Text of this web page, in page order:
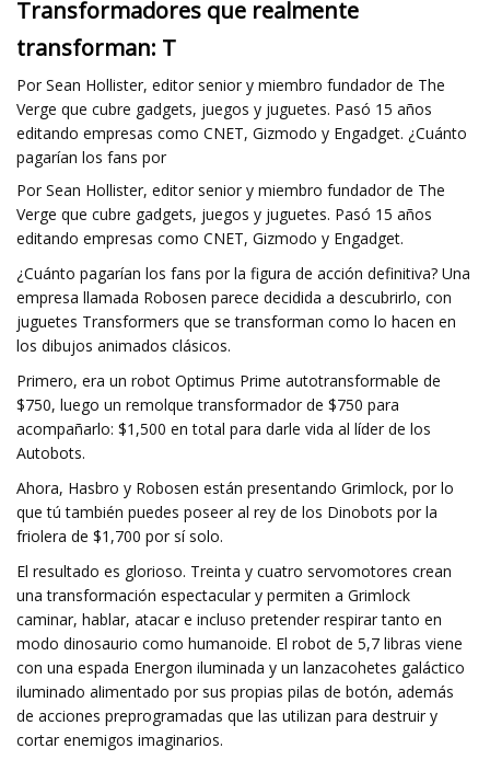
Transformadores que realmente
transforman: T
Por Sean Hollister, editor senior y miembro fundador de The
Verge que cubre gadgets, juegos y juguetes. Pasó 15 años
editando empresas como CNET, Gizmodo y Engadget. ¿Cuánto
pagarían los fans por
Por Sean Hollister, editor senior y miembro fundador de The
Verge que cubre gadgets, juegos y juguetes. Pasó 15 años
editando empresas como CNET, Gizmodo y Engadget.
¿Cuánto pagarían los fans por la figura de acción definitiva? Una
empresa llamada Robosen parece decidida a descubrirlo, con
juguetes Transformers que se transforman como lo hacen en
los dibujos animados clásicos.
Primero, era un robot Optimus Prime autotransformable de
$750, luego un remolque transformador de $750 para
acompañarlo: $1,500 en total para darle vida al líder de los
Autobots.
Ahora, Hasbro y Robosen están presentando Grimlock, por lo
que tú también puedes poseer al rey de los Dinobots por la
friolera de $1,700 por sí solo.
El resultado es glorioso. Treinta y cuatro servomotores crean
una transformación espectacular y permiten a Grimlock
caminar, hablar, atacar e incluso pretender respirar tanto en
modo dinosaurio como humanoide. El robot de 5,7 libras viene
con una espada Energon iluminada y un lanzacohetes galáctico
iluminado alimentado por sus propias pilas de botón, además
de acciones preprogramadas que las utilizan para destruir y
cortar enemigos imaginarios.